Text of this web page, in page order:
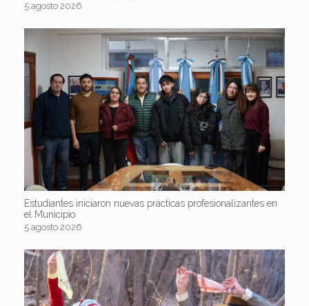
5 agosto 2026
Estudiantes iniciaron nuevas prácticas profesionalizantes en
el Municipio
5 agosto 2026